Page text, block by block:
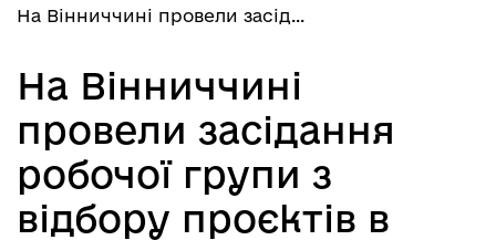
На Вінниччині провели засід...
На Вінниччині
провели засідання
робочої групи з
відбору проєктів в